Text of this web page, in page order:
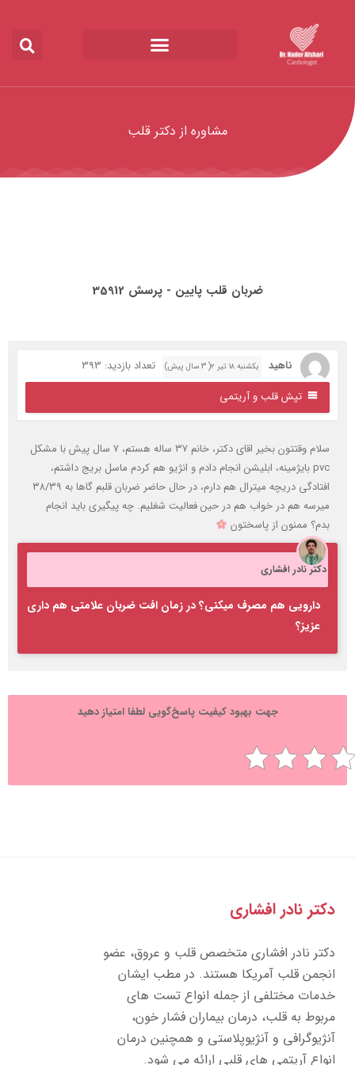
مشاوره از دکتر قلب
ضربان قلب پایین - پرسش 35912
ناهید یکشنبه ۱۸ تیر ۲( 3 سال پیش)
تعداد بازدید: 393
تپش قلب و آریتمی
سلام وقتتون بخیر اقای دکتر، خانم ۳۷ ساله هستم، ۷ سال پیش با مشکل
pvc بایژمینه، ابلیشن انجام دادم و انژیو هم کردم ماسل بریج داشتم،
افتادگی دریچه میترال هم دارم، در حال حاضر ضربان قلبم گاها به ۳۸/۳۹
هم در خواب هم در حین فعالیت شغلیم. چه پیگیری باید انجام
ممنون از پاسختون
دکتر نادر افشاری
دارویی هم مصرف میکنی؟ در زمان افت ضربان علامتی هم داری
جهت بهبود کیفیت پاسخ‌گویی لطفا امتیاز دهید
نادر افشاری
نادر افشاری متخصص قلب و عروق، عضو
قلب آمریکا هستند. در مطب ایشان
مختلفی از جمله انواع تست های
به قلب، درمان بیماران فشار خون،
و آنژیوپلاستی و همچنین درمان
آریتمی های قلبی ارائه می شود.